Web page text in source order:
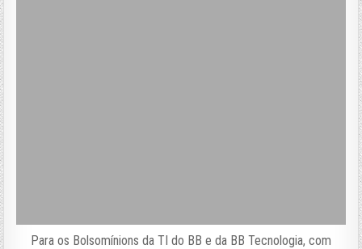
Para os Bolsomínions da TI do BB e da BB Tecnologia, com